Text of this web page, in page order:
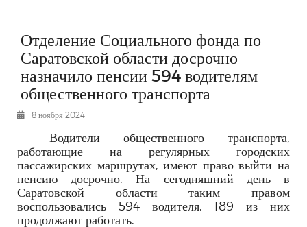
ФОТОРЕПОРТАЖИ
РЕКЛАМОДАТЕЛЯМ
ОБЪЯВЛЕНИЯ
КОНТАКТЫ
Отделение Социального фонда по
Саратовской области досрочно
назначило пенсии 594 водителям
общественного транспорта
8 ноября 2024
Водители общественного транспорта,
работающие на регулярных городских
пассажирских маршрутах, имеют право выйти на
пенсию досрочно. На сегодняшний день в
Саратовской области таким правом
воспользовались 594 водителя. 189 из них
продолжают работать.